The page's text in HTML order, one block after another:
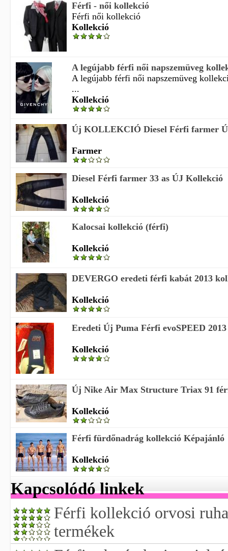
Férfi - női kollekció
Férfi női kollekció
Kollekció
A legújabb férfi női napszemüveg
A legújabb férfi női napszemüveg
...
Kollekció
Új KOLLEKCIÓ Diesel Férfi farmer
Farmer
Diesel Férfi farmer 33 as ÚJ Kollekció
Kollekció
Kalocsai kollekció (férfi)
Kollekció
DEVERGO eredeti férfi kabát 2013
Kollekció
Eredeti Új Puma Férfi evoSPEED
Kollekció
Új Nike Air Max Structure Triax 91
Kollekció
Férfi fürdőnadrág kollekció Képajánló
Kollekció
Kapcsolódó linkek
Férfi kollekció orvosi
termékek